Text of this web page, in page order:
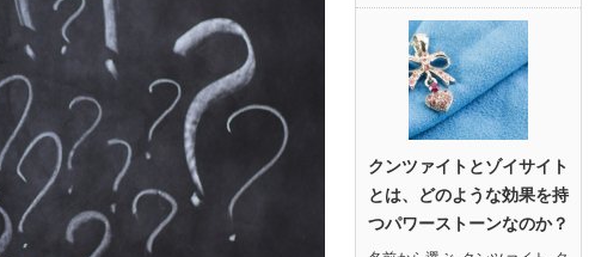
クンツァイトとゾイサイト
とは、どのような効果を持
つパワーストーンなのか？